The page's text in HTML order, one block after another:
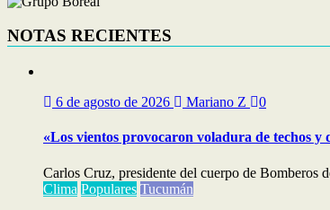
NOTAS RECIENTES
6 de agosto de 2026 Mariano Z 0
«Los vientos provocaron voladura de techos y
Carlos Cruz, presidente del cuerpo de Bomberos
Clima Populares Tucumán